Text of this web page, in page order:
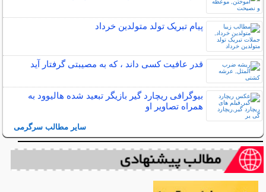
پیام تبریک تولد متولدین خرداد
قدر عافیت کسی داند ، که به مصیبتی گرفتار آید
بیوگرافی ریچارد گیر بازیگر تبعید شده هالیوود به
همراه تصاویر او
سایر مطالب سرگرمی